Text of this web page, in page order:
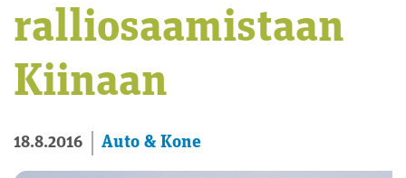
ralliosaamistaan
Kiinaan
18.8.2016 Auto & Kone